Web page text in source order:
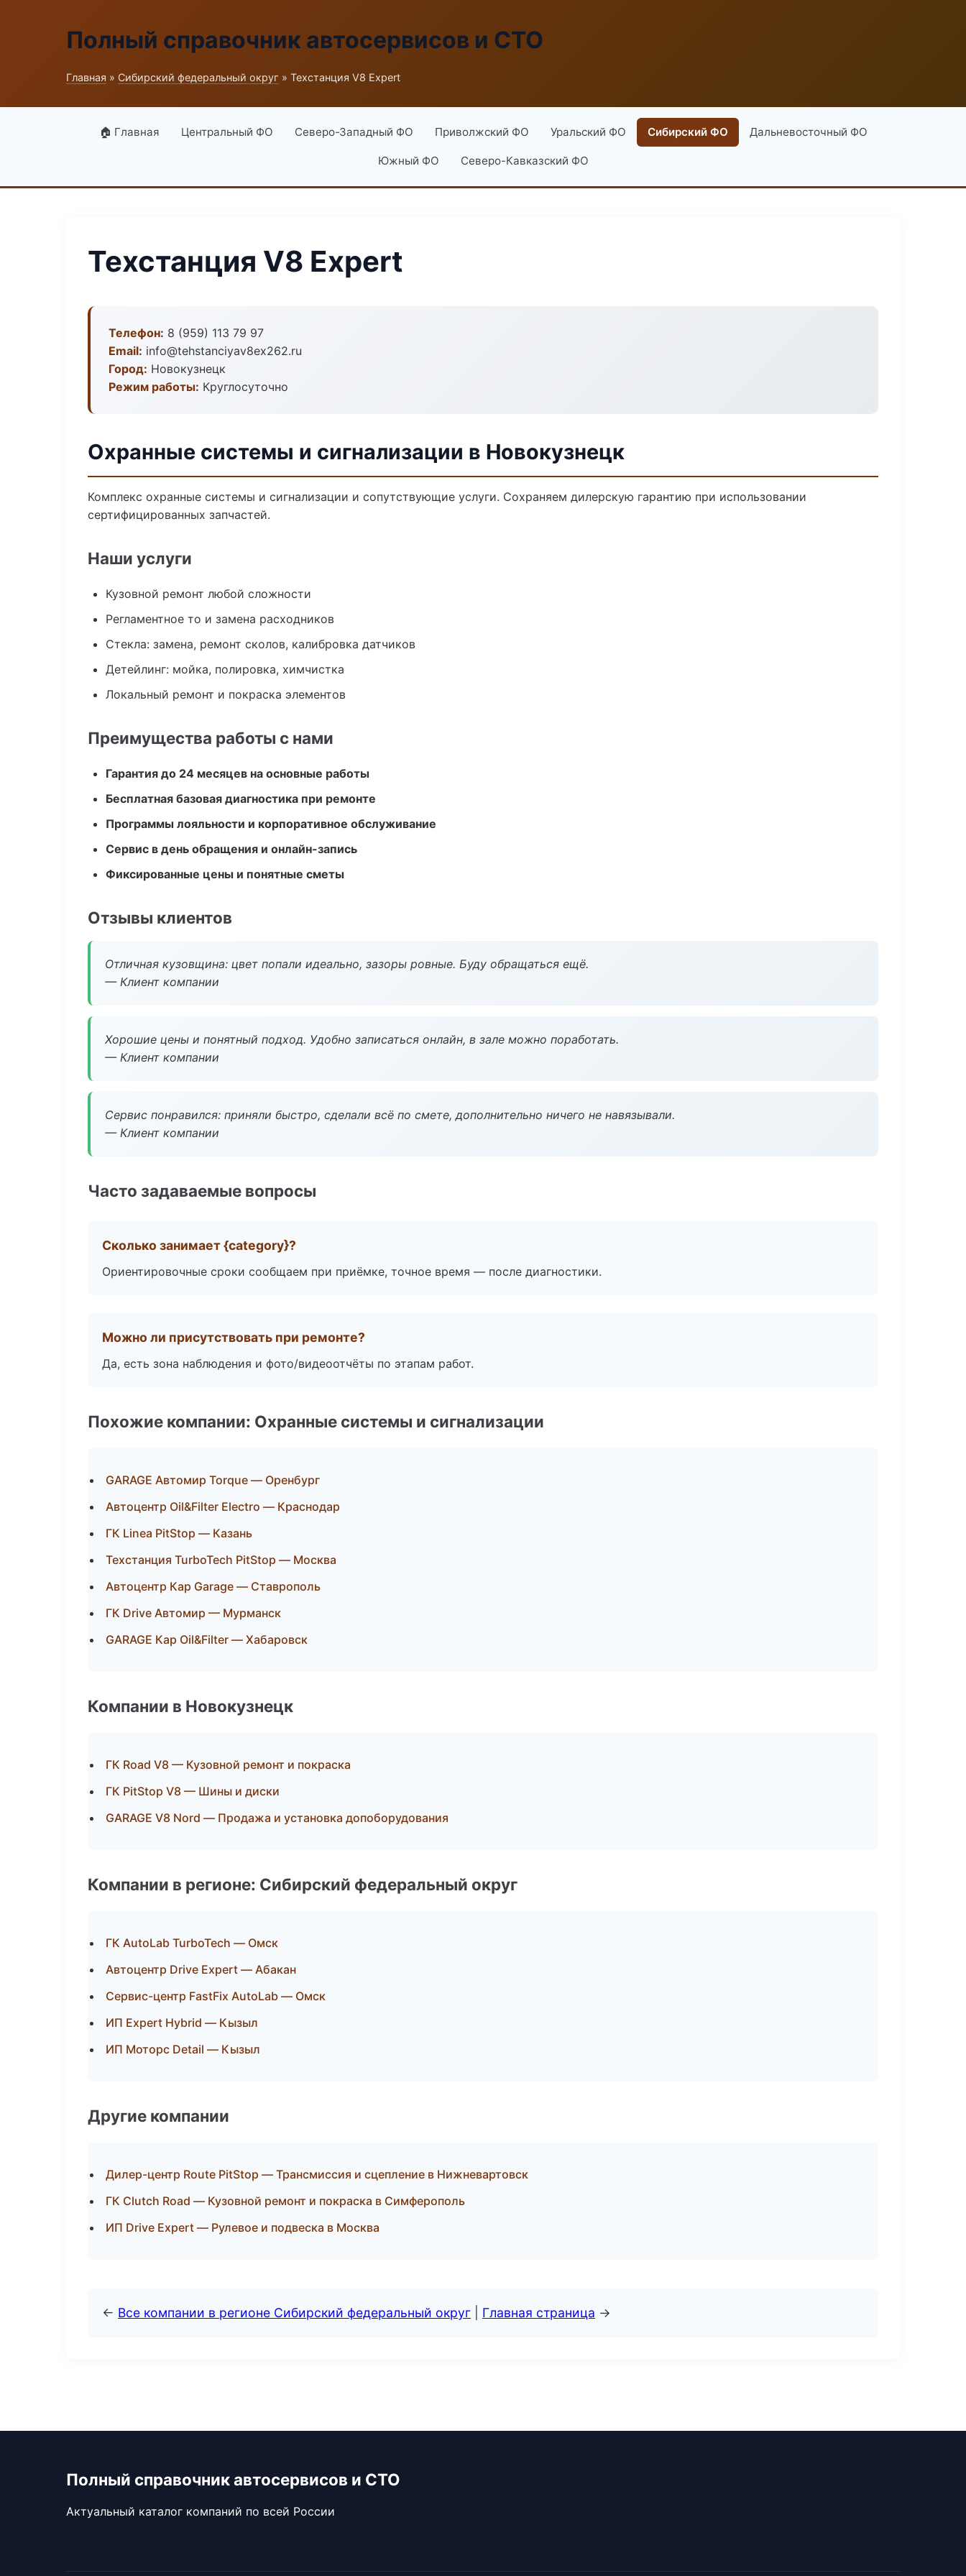
Полный справочник автосервисов и СТО
Главная » Сибирский федеральный округ » Техстанция V8 Expert
🏠 Главная Центральный ФО Северо-Западный ФО Приволжский ФО Уральский ФО Сибирский ФО Дальневосточный ФО
Южный ФО Северо-Кавказский ФО
Техстанция V8 Expert
Телефон: 8 (959) 113 79 97
Email: info@tehstanciyav8ex262.ru
Город: Новокузнецк
Режим работы: Круглосуточно
Охранные системы и сигнализации в Новокузнецк
Комплекс охранные системы и сигнализации и сопутствующие услуги. Сохраняем дилерскую гарантию при использовании
сертифицированных запчастей.
Наши услуги
Кузовной ремонт любой сложности
Регламентное то и замена расходников
Стекла: замена, ремонт сколов, калибровка датчиков
Детейлинг: мойка, полировка, химчистка
Локальный ремонт и покраска элементов
Преимущества работы с нами
Гарантия до 24 месяцев на основные работы
Бесплатная базовая диагностика при ремонте
Программы лояльности и корпоративное обслуживание
Сервис в день обращения и онлайн-запись
Фиксированные цены и понятные сметы
Отзывы клиентов
Отличная кузовщина: цвет попали идеально, зазоры ровные. Буду обращаться ещё.
— Клиент компании
Хорошие цены и понятный подход. Удобно записаться онлайн, в зале можно поработать.
— Клиент компании
Сервис понравился: приняли быстро, сделали всё по смете, дополнительно ничего не навязывали.
— Клиент компании
Часто задаваемые вопросы
Сколько занимает {category}?
Ориентировочные сроки сообщаем при приёмке, точное время — после диагностики.
Можно ли присутствовать при ремонте?
Да, есть зона наблюдения и фото/видеоотчёты по этапам работ.
Похожие компании: Охранные системы и сигнализации
GARAGE Автомир Torque — Оренбург
Автоцентр Oil&Filter Electro — Краснодар
ГК Linea PitStop — Казань
Техстанция TurboTech PitStop — Москва
Автоцентр Кар Garage — Ставрополь
ГК Drive Автомир — Мурманск
GARAGE Кар Oil&Filter — Хабаровск
Компании в Новокузнецк
ГК Road V8 — Кузовной ремонт и покраска
ГК PitStop V8 — Шины и диски
GARAGE V8 Nord — Продажа и установка допоборудования
Компании в регионе: Сибирский федеральный округ
ГК AutoLab TurboTech — Омск
Автоцентр Drive Expert — Абакан
Сервис-центр FastFix AutoLab — Омск
ИП Expert Hybrid — Кызыл
ИП Моторс Detail — Кызыл
Другие компании
Дилер-центр Route PitStop — Трансмиссия и сцепление в Нижневартовск
ГК Clutch Road — Кузовной ремонт и покраска в Симферополь
ИП Drive Expert — Рулевое и подвеска в Москва
← Все компании в регионе Сибирский федеральный округ Главная страница →
Полный справочник автосервисов и СТО
Актуальный каталог компаний по всей России